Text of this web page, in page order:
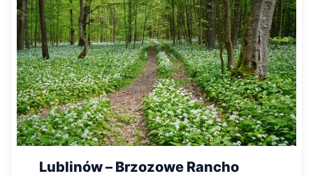
Lublinów – Brzozowe Rancho